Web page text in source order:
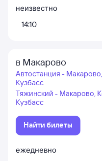
неизвестно
14:10
в Макарово
Автостанция -
Кузбасс
Тяжинский - Макарово,
Кузбасс
Найти билеты
ежедневно